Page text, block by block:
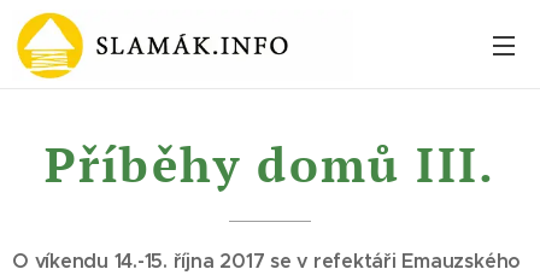
Příběhy domů III.
O víkendu 14.-15. října 2017 se v refektáři Emauzského